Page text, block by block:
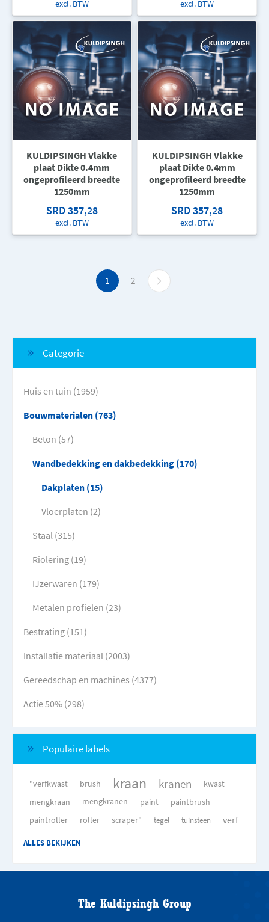
excl. BTW excl. BTW
KULDIPSINGH Vlakke
plaat Dikte 0.4mm
ongeprofileerd breedte
1250mm
SRD 357,28
excl. BTW
KULDIPSINGH Vlakke
plaat Dikte 0.4mm
ongeprofileerd breedte
1250mm
SRD 357,28
excl. BTW
1 2
Categorie
Huis en tuin (1959)
Bouwmaterialen (763)
Beton (57)
Wandbedekking en dakbedekking (170)
Dakplaten (15)
Vloerplaten (2)
Staal (315)
Riolering (19)
IJzerwaren (179)
Metalen profielen (23)
Bestrating (151)
Installatie materiaal (2003)
Gereedschap en machines (4377)
Actie 50% (298)
Populaire labels
"verfkwast brush kraan kranen
kwast
mengkraan
mengkranen paint
paintbrush
paintroller
roller scraper" tegel tuinsteen verf
ALLES BEKIJKEN
The Kuldipsingh Group